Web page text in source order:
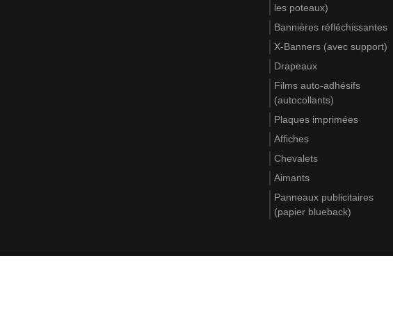
les poteaux)
Bannières réfléchissantes
X-Banners (avec support)
Drapeaux
Films auto-adhésifs
(autocollants)
Plaques imprimées
Affiches
Chevalets
Aimants
Panneaux publicitaires
(papier blueback)